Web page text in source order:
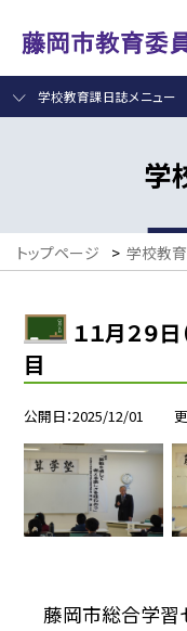
学校教育課日誌メニュー
学
トップページ > 学校教
１１月２９
目
公開日 2025/12/01
藤岡市総合学習